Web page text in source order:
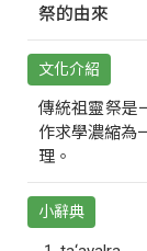
祭的由來
文化介紹
傳統祖靈祭是
作求學濃縮為
理。
小辭典